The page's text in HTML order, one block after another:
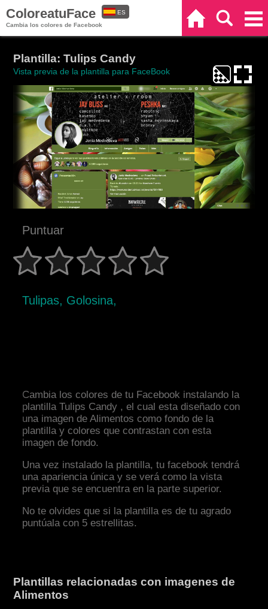
ColoreatuFace
Cambia los colores de Facebook
ES
Plantilla: Tulips Candy
Vista previa de la plantilla para FaceBook
Puntuar
Tulipas, Golosina,
Cambia los colores de tu Facebook instalando la
plantilla Tulips Candy , el cual esta diseñado con
una imagen de Alimentos como fondo de la
plantilla y colores que contrastan con esta
imagen de fondo.
Una vez instalado la plantilla, tu facebook tendrá
una apariencia única y se verá como la vista
previa que se encuentra en la parte superior.
No te olvides que si la plantilla es de tu agrado
puntúala con 5 estrellitas.
Plantillas relacionadas con imagenes de
Alimentos